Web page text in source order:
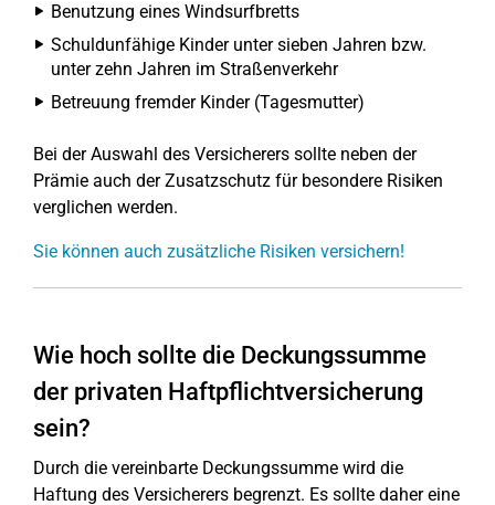
Benutzung eines Windsurfbretts
Schuldunfähige Kinder unter sieben Jahren bzw.
unter zehn Jahren im Straßenverkehr
Betreuung fremder Kinder (Tagesmutter)
Bei der Auswahl des Versicherers sollte neben der
Prämie auch der Zusatzschutz für besondere Risiken
verglichen werden.
Sie können auch zusätzliche Risiken versichern!
Wie hoch sollte die Deckungssumme
der privaten Haftpflichtversicherung
sein?
Durch die vereinbarte Deckungssumme wird die
Haftung des Versicherers begrenzt. Es sollte daher eine